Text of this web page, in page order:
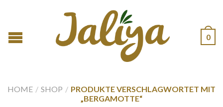
0
HOME / SHOP / PRODUKTE VERSCHLAGWORTET MIT
„BERGAMOTTE“